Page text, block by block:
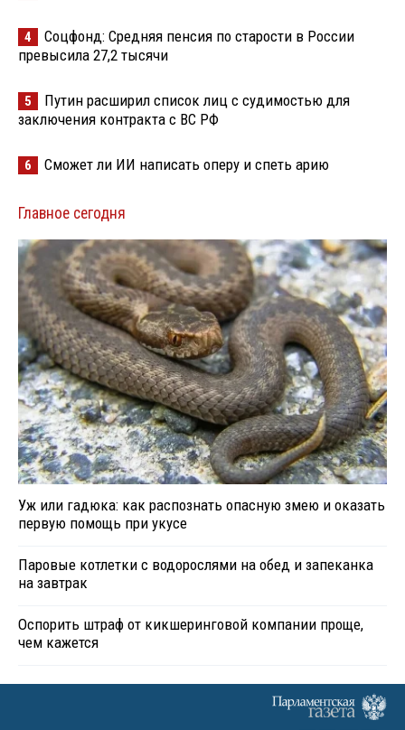
4
Соцфонд: Средняя пенсия по старости в России
превысила 27,2 тысячи
5
Путин расширил список лиц с судимостью для
заключения контракта с ВС РФ
6 Сможет ли ИИ написать оперу и спеть арию
Главное сегодня
Уж или гадюка: как распознать опасную змею и оказать
первую помощь при укусе
Паровые котлетки с водорослями на обед и запеканка
на завтрак
Оспорить штраф от кикшеринговой компании проще,
чем кажется